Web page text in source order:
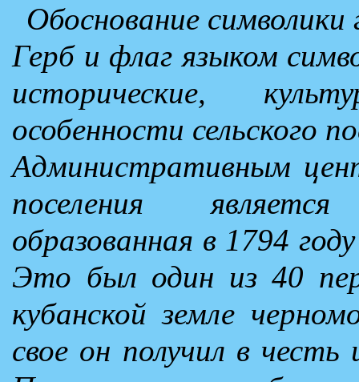
Обоснование символики
Герб и флаг языком
исторические,
особенности сельского
Административным
поселения
образованная в 1794
Это был один из 40
кубанской земле
свое он получил в